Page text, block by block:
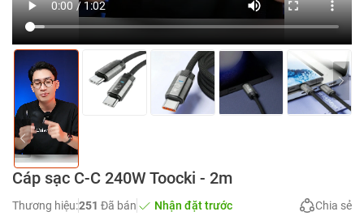
Cáp sạc C-C 240W Toocki - 2m
Thương hiệu:251 Đã bán Nhận đặt trước Chia sẻ